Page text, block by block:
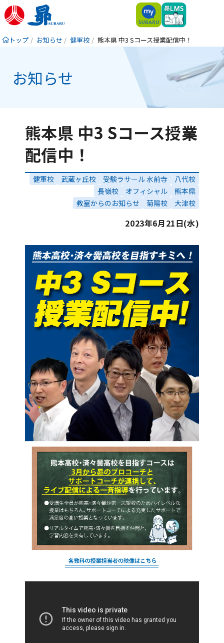
トップ お知らせ 健軍校 熊本県 中3 Sコース授業配信中！
お知らせ
熊本県 中3 Sコース授業
配信中！
健軍校 武蔵ヶ丘校 受験ラサール 水前寺
八代校
長嶺校
オフィシャル
熊本県
教室からのお知らせ
菊陽校 大津校
2023年6月21日(水)